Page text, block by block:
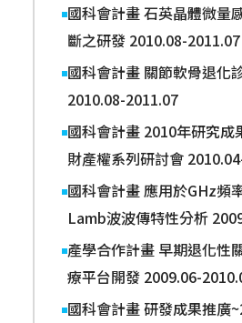
國科會計畫 石英晶體微量
斷之研發 2010.08-2011.07
國科會計畫 關節軟骨退化
2010.08-2011.07
國科會計畫 2010年研究
財產權系列研討會
國科會計畫 應用於GHz頻
Lamb波波傳特性分析
產學合作計畫 早期退化性
療平台開發 2009.06-
國科會計畫 研發成果推廣